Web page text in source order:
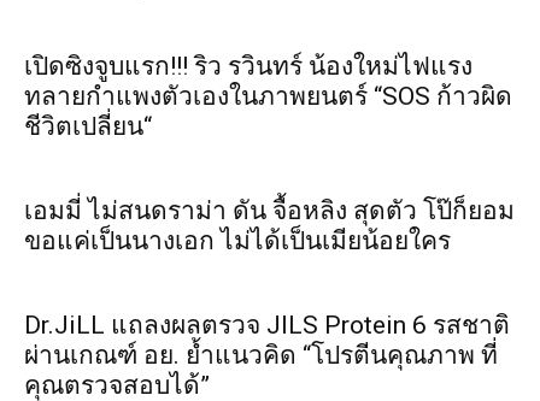
เปิดซิงจูบแรก!!! ริว รวินทร์ น้องใหม่ไฟแรง
ทลายกำแพงตัวเองในภาพยนตร์ “SOS ก้าวผิด
ชีวิตเปลี่ยน“
เอมมี่ ไม่สนดราม่า ดัน จื้อหลิง สุดตัว โป๊ก็ยอม
ขอแค่เป็นนางเอก ไม่ได้เป็นเมียน้อยใคร
Dr.JiLL แถลงผลตรวจ JILS Protein 6 รสชาติ
ผ่านเกณฑ์ อย. ย้ำแนวคิด “โปรตีนคุณภาพ ที่
คุณตรวจสอบได้”